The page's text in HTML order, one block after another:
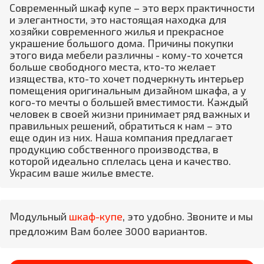
Современный шкаф купе – это верх практичности
и элегантности, это настоящая находка для
хозяйки современного жилья и прекрасное
украшение большого дома. Причины покупки
этого вида мебели различны - кому-то хочется
больше свободного места, кто-то желает
изящества, кто-то хочет подчеркнуть интерьер
помещения оригинальным дизайном шкафа, а у
кого-то мечты о большей вместимости. Каждый
человек в своей жизни принимает ряд важных и
правильных решений, обратиться к нам – это
еще один из них. Наша компания предлагает
продукцию собственного производства, в
которой идеально сплелась цена и качество.
Украсим ваше жилье вместе.
Модульный шкаф-купе, это удобно. Звоните и мы
предложим Вам более 3000 вариантов.